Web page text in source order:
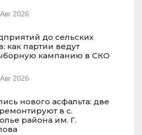
2026
до сельских
как партии ведут
кампанию в СКО
2026
нового асфальта: две
в с.
района им. Г.